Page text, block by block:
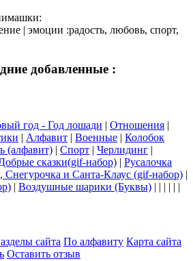
| эмоции :радость, любовь, спорт,
добавленные :
год - Год лошади | Отношения |
| Алфавит | Военные | Колобок
(алфавит) | Спорт | Черлидинг |
сказки(gif-набор) | Русалочка
Снегурочка и Санта-Клаус (gif-набор) |
| Воздушные шарики (Буквы) | | | | | |
сайта По алфавиту Карта сайта
Оставить отзыв